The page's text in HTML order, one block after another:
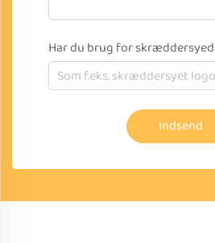
Har du brug for
Indsend